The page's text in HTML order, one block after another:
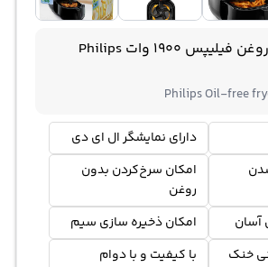
سرخ کن بدون روغن فیلیپس 1900 وات Philips
Philips Oil-free
دارای نمایشگر ال ای دی
امکان سرخ‌کردن بدون
روغن
آسان
امکان ذخیره سازی سیم
خنک
با کیفیت و با دوام